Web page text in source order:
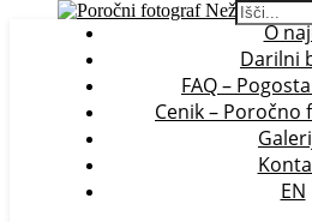
O
Darilni
FAQ –
Cenik –
EN